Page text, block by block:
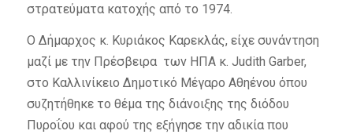
στρατεύματα κατοχής από το 1974.
Ο Δήμαρχος κ. Κυριάκος Καρεκλάς, είχε συνάντηση
μαζί με την Πρέσβειρα των ΗΠΑ κ. Judith Garber,
στο Καλλινίκειο Δημοτικό Μέγαρο Αθηένου όπου
συζητήθηκε το θέμα της διάνοιξης της διόδου
Πυροΐου και αφού της εξήγησε την αδικία που